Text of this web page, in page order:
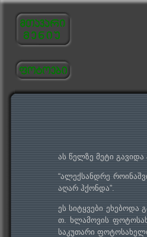
ას წელზე მეტი
“ალექსანდრე
აღარ ჰქონდა”.
ეს სიტყვები
თ. ხლამოვის
საკუთარი